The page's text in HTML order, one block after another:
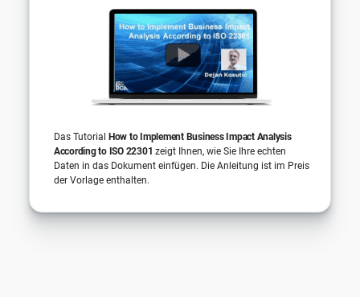
Das Tutorial How to Implement Business Impact Analysis
According to ISO 22301 zeigt Ihnen, wie Sie Ihre echten
Daten in das Dokument einfügen. Die Anleitung ist im Preis
der Vorlage enthalten.